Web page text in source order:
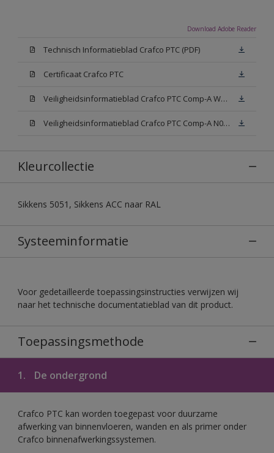
Download Adobe Reader
Technisch Informatieblad Crafco PTC (PDF)
Certificaat Crafco PTC
Veiligheidsinformatieblad Crafco PTC Comp-A W05 (MSDS)
Veiligheidsinformatieblad Crafco PTC Comp-A N00 (MSDS)
Kleurcollectie
Sikkens 5051, Sikkens ACC naar RAL
Systeeminformatie
Voor gedetailleerde toepassingsinstructies verwijzen wij
naar het technische documentatieblad van dit product.
Toepassingsmethode
1. De ondergrond
Crafco PTC kan worden toegepast voor duurzame
afwerking van binnenvloeren, wanden en als primer onder
Crafco binnenafwerkingssystemen.